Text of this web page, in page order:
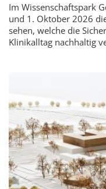
Im Wissenschaftspark
und 1. Oktober 2026
sehen, welche die
Klinikalltag nachhaltig